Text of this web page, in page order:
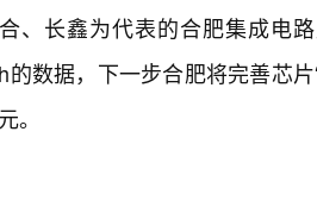
、长鑫为代表的合肥集成电
的数据，下一步合肥将完善芯
。